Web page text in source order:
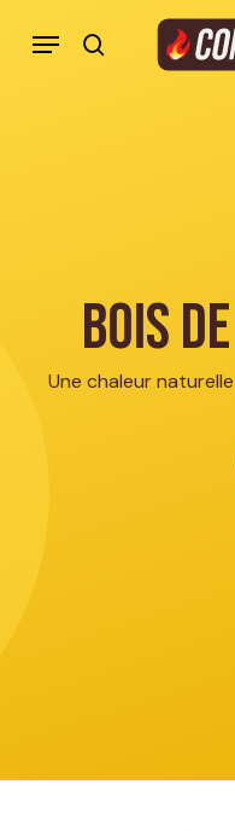
search
Menu
Mon
Bois
Une chaleur